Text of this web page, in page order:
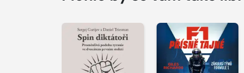
Přehrát
ukázku
Přehrát
ukázku